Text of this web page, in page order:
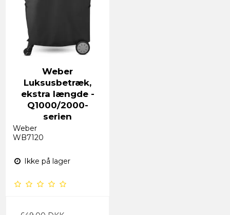
Weber
Luksusbetræk,
ekstra længde -
Q1000/2000-
serien
Weber
WB7120
Ikke på lager